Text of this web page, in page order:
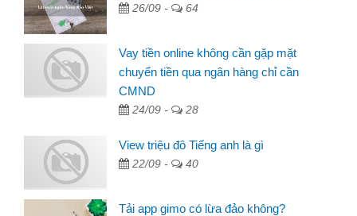
26/09 - 64
Vay tiền online không cần gặp mặt
chuyển tiền qua ngân hàng chỉ cần
CMND
24/09 - 28
View triệu đô Tiếng anh là gì
22/09 - 40
Tải app gimo có lừa đảo không?